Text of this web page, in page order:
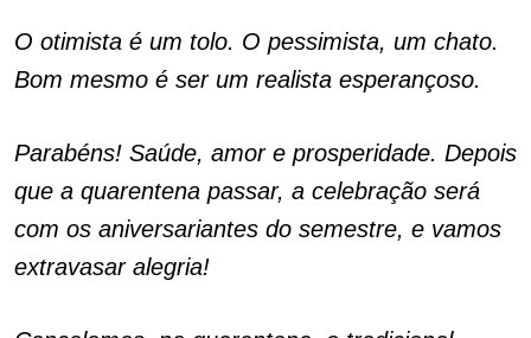
O otimista é um tolo. O pessimista, um chato.
Bom mesmo é ser um realista esperançoso.
Parabéns! Saúde, amor e prosperidade. Depois
que a quarentena passar, a celebração será
com os aniversariantes do semestre, e vamos
extravasar alegria!